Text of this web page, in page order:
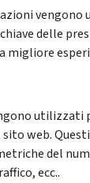
delle
migliore
utilizzati
web.
del
ecc..